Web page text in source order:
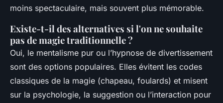
moins spectaculaire, mais souvent plus mémorable.
Existe-t-il des alternatives si l'on ne souhaite
pas de magie traditionnelle ?
Oui, le mentalisme pur ou l’hypnose de divertissement
sont des options populaires. Elles évitent les codes
classiques de la magie (chapeau, foulards) et misent
sur la psychologie, la suggestion ou l’interaction pour